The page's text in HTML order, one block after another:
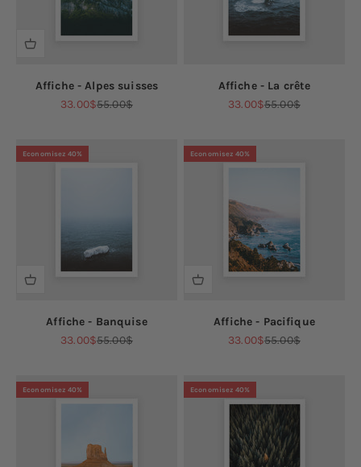
Affiche - Alpes suisses
Prix de vente
33.00$Prix normal
55.00$
Affiche - La crête
Prix de vente
33.00$Prix normal
55.00$
Economisez 40%
Affiche - Banquise
Prix de vente
33.00$Prix normal
55.00$
Economisez 40%
Affiche - Pacifique
Prix de vente
33.00$Prix normal
55.00$
Economisez 40% Economisez 40%